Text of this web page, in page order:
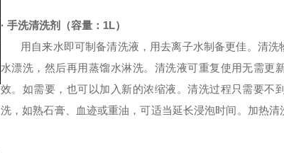
· 手洗清洗剂 （容量： 1L）
用自来水即可制备清洗液，用去离子水制备更佳。清
水漂洗，然后再用蒸馏水淋洗。清洗液可重复使用无需更
效。如需要，也可以加入新的浓缩液。清洗过程只需要不
洗，如熟石膏、血迹或重油，可适当延长浸泡时间。加热